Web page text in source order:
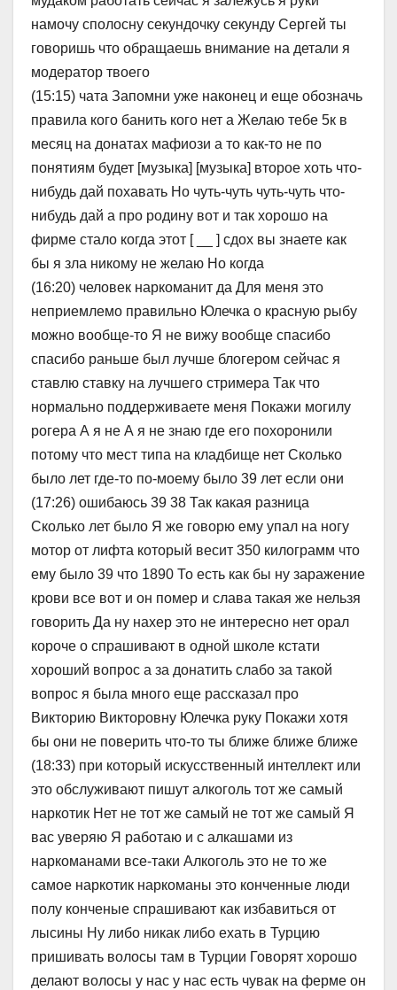
намочу сполосну секундочку секунду Сергей ты
говоришь что обращаешь внимание на детали я
модератор твоего
(15:15) чата Запомни уже наконец и еще обозначь
правила кого банить кого нет а Желаю тебе 5к в
месяц на донатах мафиози а то как-то не по
понятиям будет [музыка] [музыка] второе хоть что-
нибудь дай похавать Но чуть-чуть чуть-чуть что-
нибудь дай а про родину вот и так хорошо на
фирме стало когда этот [ __ ] сдох вы знаете как
бы я зла никому не желаю Но когда
(16:20) человек наркоманит да Для меня это
неприемлемо правильно Юлечка о красную рыбу
можно вообще-то Я не вижу вообще спасибо
спасибо раньше был лучше блогером сейчас я
ставлю ставку на лучшего стримера Так что
нормально поддерживаете меня Покажи могилу
рогера А я не А я не знаю где его похоронили
потому что мест типа на кладбище нет Сколько
было лет где-то по-моему было 39 лет если они
(17:26) ошибаюсь 39 38 Так какая разница
Сколько лет было Я же говорю ему упал на ногу
мотор от лифта который весит 350 килограмм что
ему было 39 что 1890 То есть как бы ну заражение
крови все вот и он помер и слава такая же нельзя
говорить Да ну нахер это не интересно нет орал
короче о спрашивают в одной школе кстати
хороший вопрос а за донатить слабо за такой
вопрос я была много еще рассказал про
Викторию Викторовну Юлечка руку Покажи хотя
бы они не поверить что-то ты ближе ближе ближе
(18:33) при который искусственный интеллект или
это обслуживают пишут алкоголь тот же самый
наркотик Нет не тот же самый не тот же самый Я
вас уверяю Я работаю и с алкашами из
наркоманами все-таки Алкоголь это не то же
самое наркотик наркоманы это конченные люди
полу конченые спрашивают как избавиться от
лысины Ну либо никак либо ехать в Турцию
пришивать волосы там в Турции Говорят хорошо
делают волосы у нас у нас есть чувак на ферме он